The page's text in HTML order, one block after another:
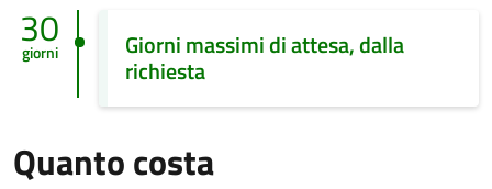
30
giorni Giorni massimi di attesa, dalla
richiesta
Quanto costa